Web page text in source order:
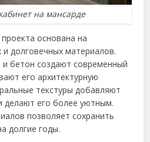
на мансарде
основана на
и долговечных материалов.
и бетон создают современный
его архитектурную
текстуры добавляют
делают его более уютным.
позволяет сохранить
долгие годы.